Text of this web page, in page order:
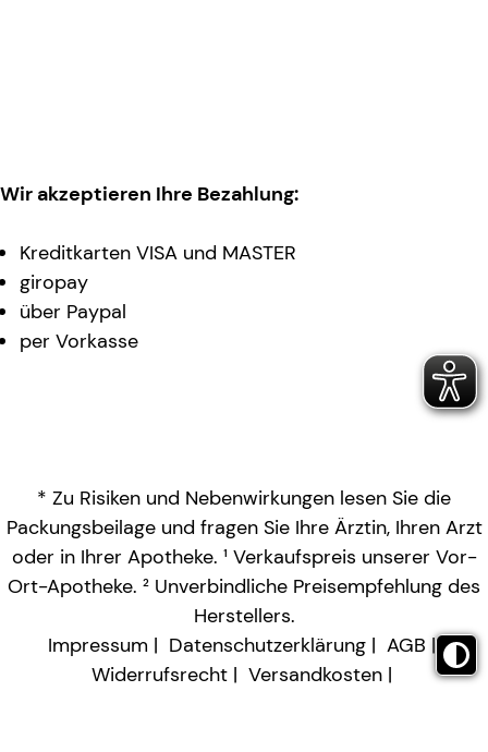
Wir akzeptieren Ihre Bezahlung:
Kreditkarten VISA und MASTER
giropay
über Paypal
per Vorkasse
* Zu Risiken und Nebenwirkungen lesen Sie die
Packungsbeilage und fragen Sie Ihre Ärztin, Ihren Arzt
oder in Ihrer Apotheke. ¹ Verkaufspreis unserer Vor-
Ort-Apotheke. ² Unverbindliche Preisempfehlung des
Herstellers.
Impressum
Datenschutzerklärung
AGB
Widerrufsrecht
Versandkosten